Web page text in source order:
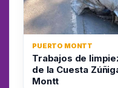
PUERTO MONTT
Trabajos de
de la Cuesta
Montt